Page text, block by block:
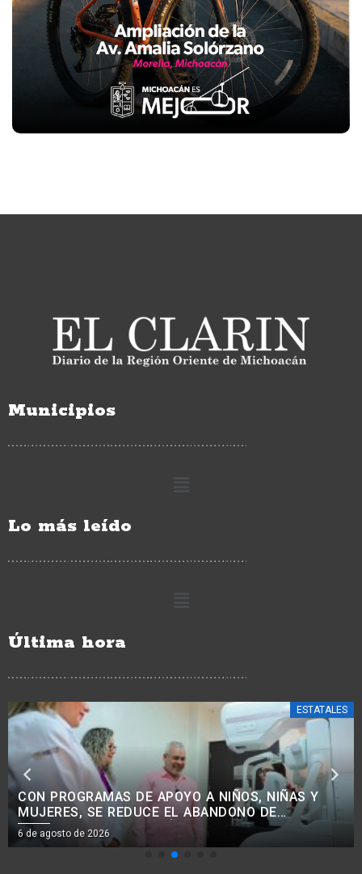
Municipios
Lo más leído
Última hora
ESTATALES
CON PROGRAMAS DE APOYO A NIÑOS, NIÑAS Y
MUJERES, SE REDUCE EL ABANDONO DE
TRATAMIENTOS ONCOLÓGICOS: BEDOLLA.<BR>
6 de agosto de 2026